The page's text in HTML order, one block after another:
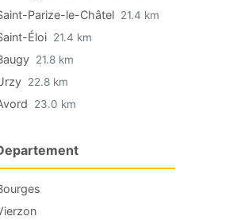
Parize-le-Châtel 21.4 km
Éloi 21.4 km
21.8 km
22.8 km
23.0 km